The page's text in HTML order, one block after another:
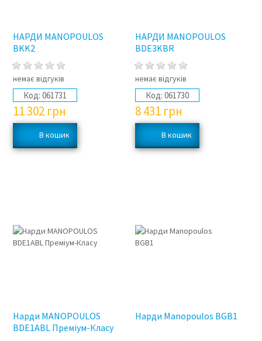
НАРДИ MANOPOULOS
BKK2
немає відгуків
Код: 061731
11 302 грн
НАРДИ MANOPOULOS
BDE3KBR
немає відгуків
Код: 061730
8 431 грн
Нарди MANOPOULOS
BDE1ABL Преміум-Класу
Нарди Manopoulos BGB1